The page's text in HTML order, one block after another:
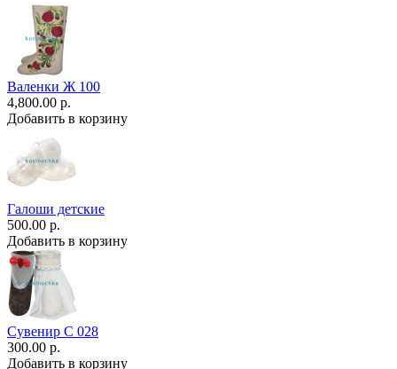
Валенки Ж 100
4,800.00 р.
Добавить в корзину
Галоши детские
500.00 р.
Добавить в корзину
Сувенир С 028
300.00 р.
Добавить в корзину